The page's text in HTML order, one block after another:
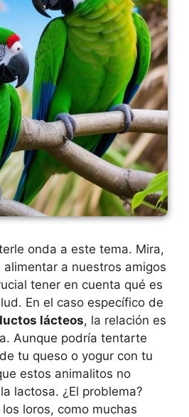
onda a este tema. Mira,
a nuestros amigos
tener en cuenta qué es
En el caso específico de
lácteos, la relación es
Aunque podría tentarte
tu queso o yogur con tu
estos animalitos no
lactosa. ¿El problema?
loros, como muchas